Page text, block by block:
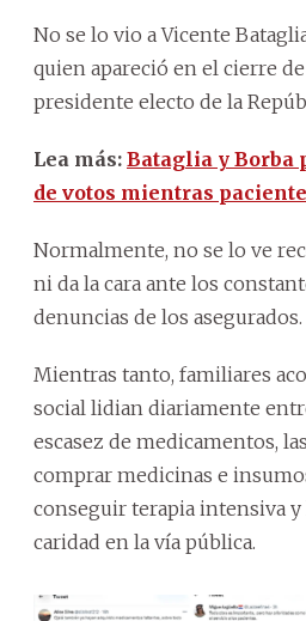
No se lo vio a Vicente
quien apareció en el cierre
presidente electo de la
Lea más: Bataglia y Borba
de votos mientras
Normalmente, no se lo ve
ni da la cara ante los
denuncias de los asegurados.
Mientras tanto, familiares
social lidian diariamente
escasez de medicamentos,
comprar medicinas e
conseguir terapia intensiva
caridad en la vía pública.